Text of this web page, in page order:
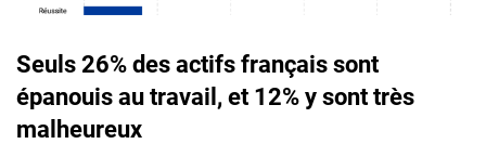
Seuls 26% des actifs français sont
épanouis au travail, et 12% y sont très
malheureux